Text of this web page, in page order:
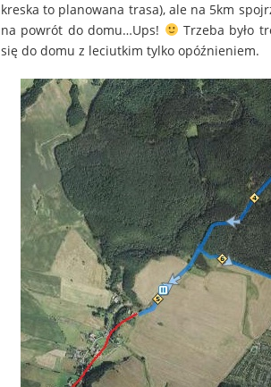
kreska to planowana trasa), ale na 5km
na powrót do domu…Ups!
Trzeba było
się do domu z leciutkim tylko opóźnieniem.